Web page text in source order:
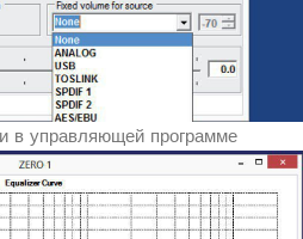
в управляющей программе